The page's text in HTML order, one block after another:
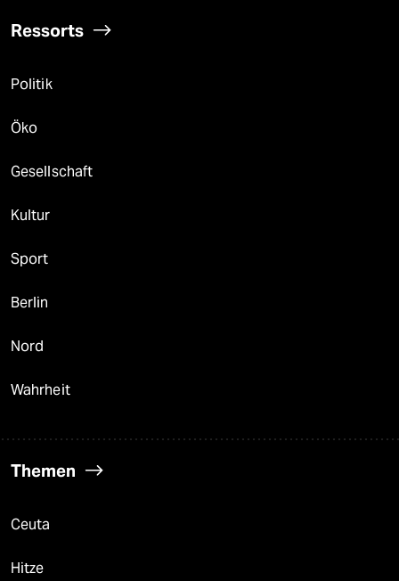
Ressorts
Politik
Öko
Gesellschaft
Kultur
Sport
Berlin
Nord
Wahrheit
Themen
Ceuta
Hitze